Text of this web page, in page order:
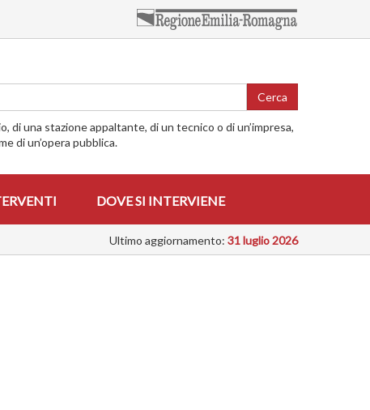
Cerca
di una stazione appaltante, di un tecnico o di un’impresa,
di un’opera pubblica.
DOVE SI INTERVIENE
Ultimo aggiornamento: 31 luglio 2026